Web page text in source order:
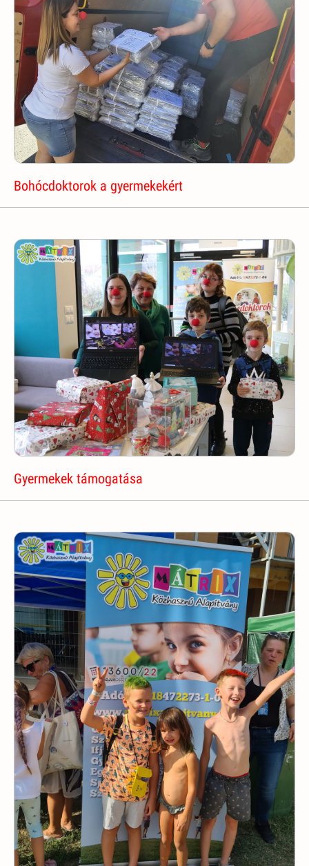
Bohócdoktorok a gyermekekért
Gyermekek támogatása